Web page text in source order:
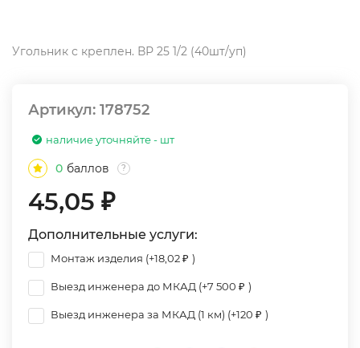
Угольник с креплен. ВР 25 1/2 (40шт/уп)
Артикул: 178752
наличие уточняйте - шт
0 баллов ?
45,05 ₽
Дополнительные услуги:
Монтаж изделия (+18,02₽ )
Выезд инженера до МКАД (+7 500 ₽ )
Выезд инженера за МКАД (1 км) (+120 ₽ )